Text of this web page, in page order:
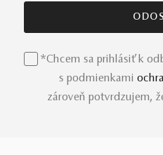
*Chcem sa prihlásiť k
s podmienkami
zároveň potvrdzujem,